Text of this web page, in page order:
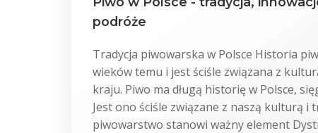
podróże
Tradycja piwowarska w Polsce Historia
wieków temu i jest ściśle związana z
kraju. Piwo ma długą historię w Polsce,
Jest ono ściśle związane z naszą kulturą i
piwowarstwo stanowi ważny element